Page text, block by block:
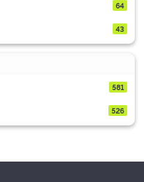
64
43
581
526